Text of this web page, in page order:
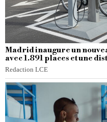
Madrid inaugure un
avec 1.891 places et une
Redaction LCE